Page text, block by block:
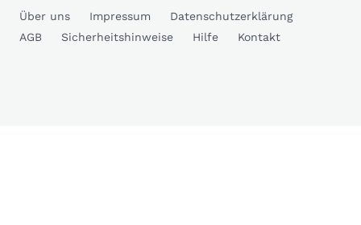
Über uns Impressum
Datenschutzerklärung
AGB
Sicherheitshinweise Hilfe Kontakt